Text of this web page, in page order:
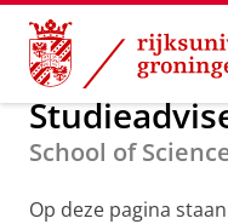
Skip
Content
Skip
Navigation
Over ons
School of
Op deze pagina